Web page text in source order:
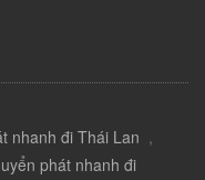
nhanh đi Thái Lan ,
phát nhanh đi